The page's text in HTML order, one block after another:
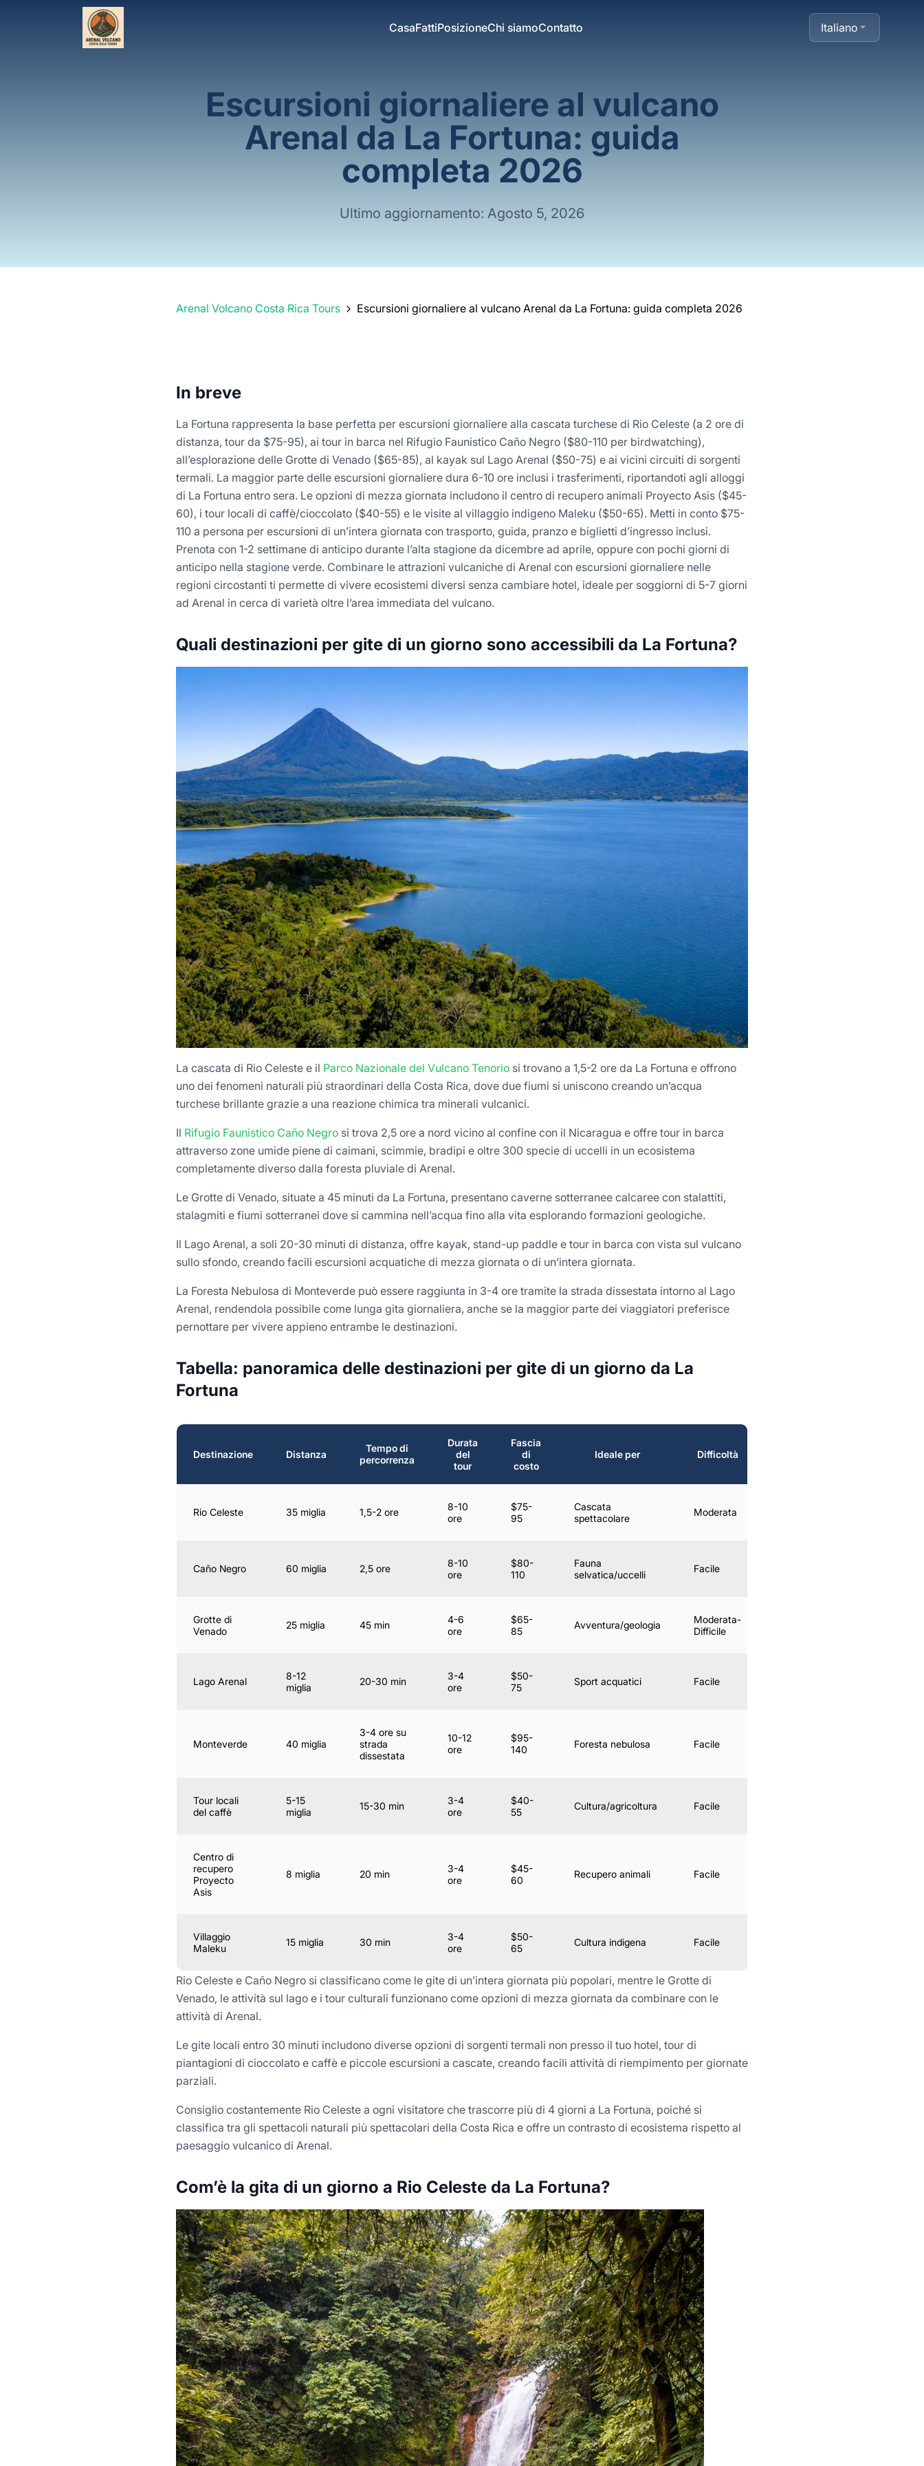
CasaFattiPosizioneChi siamoContatto Italiano
Escursioni giornaliere al vulcano
Arenal da La Fortuna: guida
completa 2026
Ultimo aggiornamento: Agosto 5, 2026
Arenal Volcano Costa Rica Tours Escursioni giornaliere al vulcano Arenal da La Fortuna: guida completa 2026
In breve
La Fortuna rappresenta la base perfetta per escursioni giornaliere alla cascata turchese di Rio Celeste (a 2 ore di
distanza, tour da $75-95), ai tour in barca nel Rifugio Faunistico Caño Negro ($80-110 per birdwatching),
all’esplorazione delle Grotte di Venado ($65-85), al kayak sul Lago Arenal ($50-75) e ai vicini circuiti di sorgenti
termali. La maggior parte delle escursioni giornaliere dura 6-10 ore inclusi i trasferimenti, riportandoti agli alloggi
di La Fortuna entro sera. Le opzioni di mezza giornata includono il centro di recupero animali Proyecto Asis ($45-
60), i tour locali di caffè/cioccolato ($40-55) e le visite al villaggio indigeno Maleku ($50-65). Metti in conto $75-
110 a persona per escursioni di un’intera giornata con trasporto, guida, pranzo e biglietti d’ingresso inclusi.
Prenota con 1-2 settimane di anticipo durante l’alta stagione da dicembre ad aprile, oppure con pochi giorni di
anticipo nella stagione verde. Combinare le attrazioni vulcaniche di Arenal con escursioni giornaliere nelle
regioni circostanti ti permette di vivere ecosistemi diversi senza cambiare hotel, ideale per soggiorni di 5-7 giorni
ad Arenal in cerca di varietà oltre l’area immediata del vulcano.
Quali destinazioni per gite di un giorno sono accessibili da La Fortuna?
La cascata di Rio Celeste e il Parco Nazionale del Vulcano Tenorio si trovano a 1,5-2 ore da La Fortuna e offrono
uno dei fenomeni naturali più straordinari della Costa Rica, dove due fiumi si uniscono creando un’acqua
turchese brillante grazie a una reazione chimica tra minerali vulcanici.
Il Rifugio Faunistico Caño Negro si trova 2,5 ore a nord vicino al confine con il Nicaragua e offre tour in barca
attraverso zone umide piene di caimani, scimmie, bradipi e oltre 300 specie di uccelli in un ecosistema
completamente diverso dalla foresta pluviale di Arenal.
Le Grotte di Venado, situate a 45 minuti da La Fortuna, presentano caverne sotterranee calcaree con stalattiti,
stalagmiti e fiumi sotterranei dove si cammina nell’acqua fino alla vita esplorando formazioni geologiche.
Il Lago Arenal, a soli 20-30 minuti di distanza, offre kayak, stand-up paddle e tour in barca con vista sul vulcano
sullo sfondo, creando facili escursioni acquatiche di mezza giornata o di un’intera giornata.
La Foresta Nebulosa di Monteverde può essere raggiunta in 3-4 ore tramite la strada dissestata intorno al Lago
Arenal, rendendola possibile come lunga gita giornaliera, anche se la maggior parte dei viaggiatori preferisce
pernottare per vivere appieno entrambe le destinazioni.
Tabella: panoramica delle destinazioni per gite di un giorno da La
Fortuna
Destinazione Distanza
Tempo di
percorrenza
Durata
del
tour
Fascia
di
costo
Ideale per Difficoltà
Rio Celeste 35 miglia 1,5-2 ore
8-10
ore
$75-
95
Cascata
spettacolare
Moderata
Caño Negro 60 miglia 2,5 ore
8-10
ore
$80-
110
Fauna
selvatica/uccelli
Facile
Grotte di
Venado
25 miglia 45 min
4-6
ore
$65-
85
Avventura/geologia
Moderata-
Difficile
Lago Arenal
8-12
miglia
20-30 min
3-4
ore
$50-
75
Sport acquatici Facile
Monteverde 40 miglia
3-4 ore su
strada
dissestata
10-12
ore
$95-
140
Foresta nebulosa Facile
Tour locali
del caffè
5-15
miglia
15-30 min
3-4
ore
$40-
55
Cultura/agricoltura Facile
Centro di
recupero
Proyecto
Asis
8 miglia 20 min
3-4
ore
$45-
60
Recupero animali Facile
Villaggio
Maleku
15 miglia 30 min
3-4
ore
$50-
65
Cultura indigena Facile
Rio Celeste e Caño Negro si classificano come le gite di un’intera giornata più popolari, mentre le Grotte di
Venado, le attività sul lago e i tour culturali funzionano come opzioni di mezza giornata da combinare con le
attività di Arenal.
Le gite locali entro 30 minuti includono diverse opzioni di sorgenti termali non presso il tuo hotel, tour di
piantagioni di cioccolato e caffè e piccole escursioni a cascate, creando facili attività di riempimento per giornate
parziali.
Consiglio costantemente Rio Celeste a ogni visitatore che trascorre più di 4 giorni a La Fortuna, poiché si
classifica tra gli spettacoli naturali più spettacolari della Costa Rica e offre un contrasto di ecosistema rispetto al
paesaggio vulcanico di Arenal.
Com’è la gita di un giorno a Rio Celeste da La Fortuna?